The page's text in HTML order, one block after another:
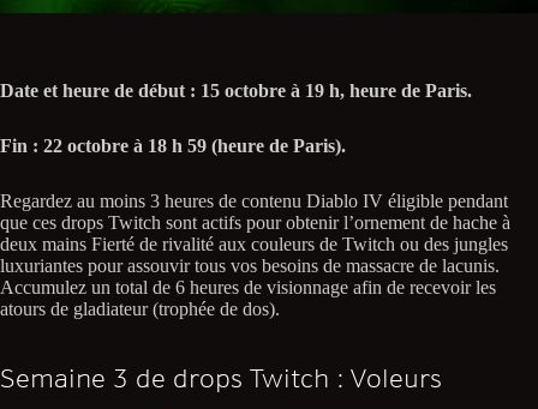
Date et heure de début : 15 octobre à 19 h, heure de Paris.
Fin : 22 octobre à 18 h 59 (heure de Paris).
Regardez au moins 3 heures de contenu Diablo IV éligible pendant
que ces drops Twitch sont actifs pour obtenir l’ornement de hache à
deux mains Fierté de rivalité aux couleurs de Twitch ou des jungles
luxuriantes pour assouvir tous vos besoins de massacre de lacunis.
Accumulez un total de 6 heures de visionnage afin de recevoir les
atours de gladiateur (trophée de dos).
Semaine 3 de drops Twitch : Voleurs